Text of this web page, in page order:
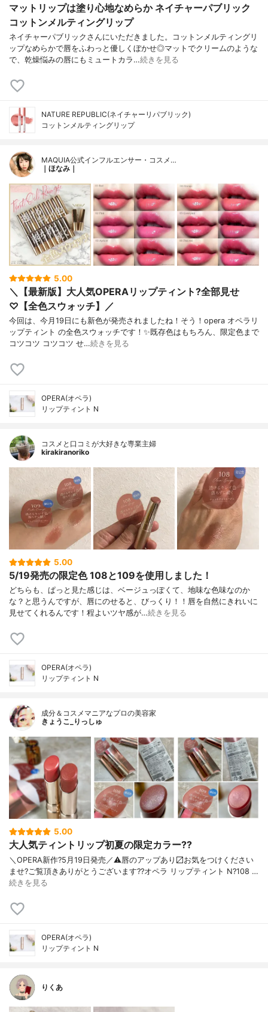
マットリップは塗り心地なめらか ネイチャーパブリック
コットンメルティングリップ
ネイチャーパブリックさんにいただきました。コットンメルティングリ
ップなめらかで唇をふわっと優しくぼかせ◎マットでクリームのような
で、乾燥悩みの唇にもミュートカラ…続きを見る
NATURE REPUBLIC(ネイチャーリパブリック)
コットンメルティングリップ
MAQUIA公式インフルエンサー・コスメ…
｜ほなみ｜
5.00
＼【最新版】大人気OPERAリップティント?全部見せ
♡【全色スウォッチ】／
今回は、今月19日にも新色が発売されましたね！そう！opera オペラリ
ップティント の全色スウォッチです！✨既存色はもちろん、限定色まで
コツコツ コツコツ せ…続きを見る
OPERA(オペラ)
リップティント N
コスメと口コミが大好きな専業主婦
kirakiranoriko
5.00
5/19発売の限定色 108と109を使用しました！
どちらも、ぱっと見た感じは、ベージュっぽくて、地味な色味なのか
な？と思うんですが、唇にのせると、びっくり！！唇を自然にきれいに
見せてくれるんです！程よいツヤ感が…続きを見る
OPERA(オペラ)
リップティント N
成分＆コスメマニアなプロの美容家
きょうこ_りっしゅ
5.00
大人気ティントリップ初夏の限定カラー??
＼OPERA新作?5月19日発売／ ⚠️唇のアップあり〼 お気をつけください
ませ? ご覧頂きありがとうございます? ?オペラ リップティント N ?108 …
続きを見る
OPERA(オペラ)
リップティント N
りくあ